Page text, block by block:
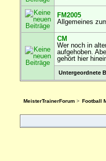
FM2005
Allgemeines
CM
Wer noch in
aufgehoben.
gehört hier
Untergeordnete
MeisterTrainerForum> Football